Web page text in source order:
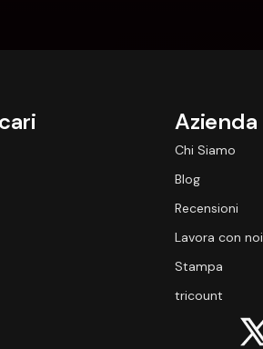
Azienda
Chi Siamo
Blog
Recensioni
Lavora con noi
Stampa
tricount